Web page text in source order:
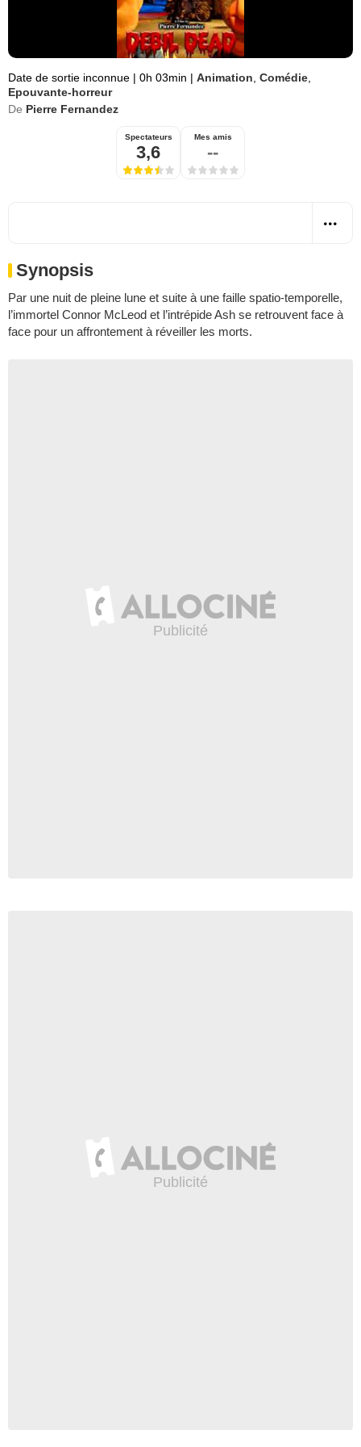
Date de sortie inconnue | 0h 03min | Animation Comédie
Epouvante-horreur
De Pierre Fernandez
Spectateurs
3,6
Mes amis
--
Synopsis
Par une nuit de pleine lune et suite à une faille spatio-temporelle,
l’immortel Connor McLeod et l’intrépide Ash se retrouvent face à
face pour un affrontement à réveiller les morts.